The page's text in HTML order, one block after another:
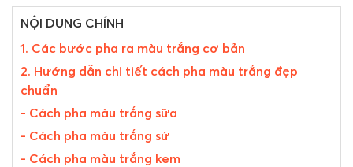
NỘI DUNG CHÍNH
1. Các bước pha ra màu trắng cơ bản
2. Hướng dẫn chi tiết cách pha màu trắng đẹp
chuẩn
- Cách pha màu trắng sữa
- Cách pha màu trắng sứ
- Cách pha màu trắng kem